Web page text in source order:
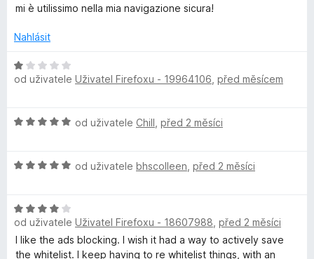
:
z
d
o
e
n
5
mi è utilissimo nella mia navigazione sicura!
Nahlásit
H
o
o
n
1
z
5
od uživatele Uživatel Firefoxu - 19964106 před měsícem
H
n
e
n
:
od uživatele Chill před 2 měsíci
H
n
o
c
e
od uživatele bhscolleen před 2 měsíci
H
o
d
n
od uživatele Uživatel Firefoxu - 18607988 před 2 měsíci
I like the ads blocking. I wish it had a way to actively save
the whitelist. I keep having to re whitelist things, with an